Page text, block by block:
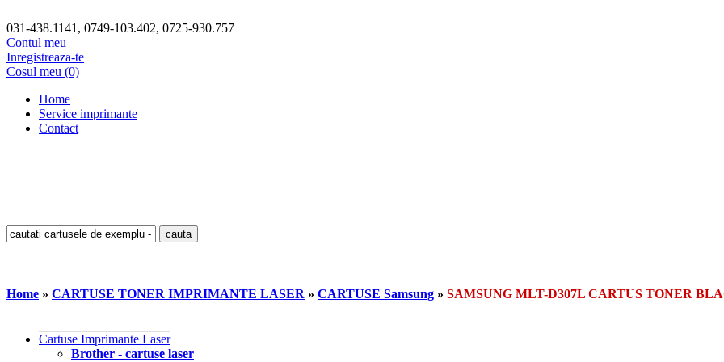
031-438.1141, 0749-103.402, 0725-930.757
Contul meu
Inregistreaza-te
Cosul meu (0)
Home
Service imprimante
Contact
Home » CARTUSE TONER IMPRIMANTE LASER » CARTUSE Samsung » SAMSUNG MLT-D307L CARTUS TONER
Cartuse Imprimante Laser
Brother - cartuse laser